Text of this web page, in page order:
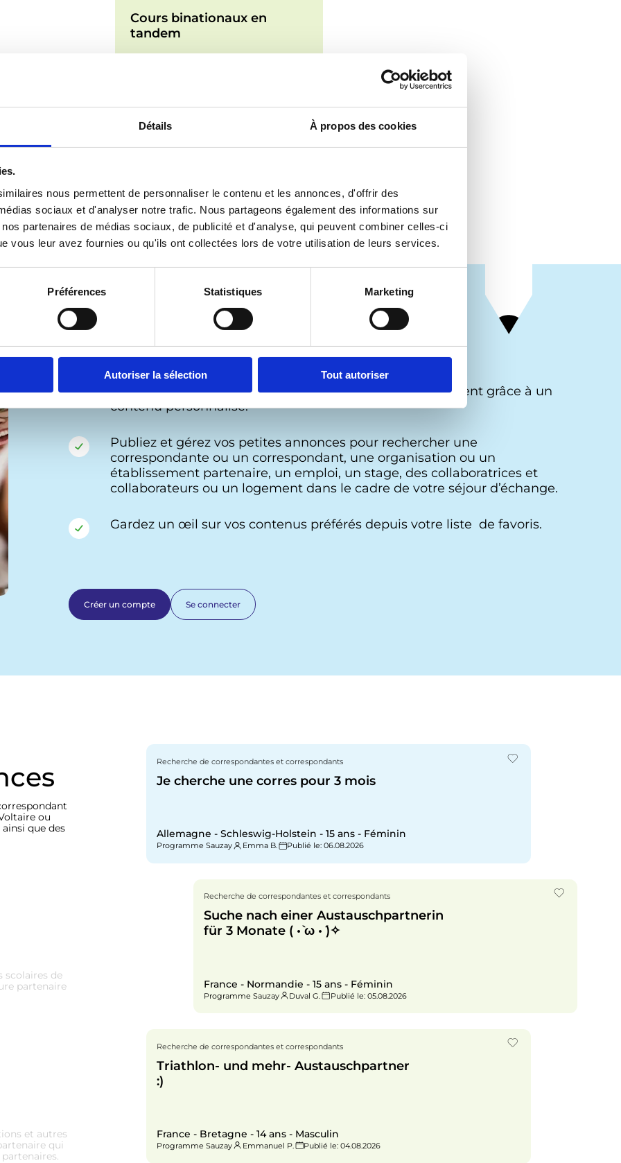
Détails À propos des cookies
nous permettent de personnaliser le contenu et les annonces, d'offrir des
sociaux et d'analyser notre trafic. Nous partageons également des informations sur
partenaires de médias sociaux, de publicité et d'analyse, qui peuvent combiner celles-ci
vous leur avez fournies ou qu'ils ont collectées lors de votre utilisation de leurs services.
Préférences Statistiques Marketing
Autoriser la sélection Tout autoriser
Cours binationaux en
tandem
Créer un compte
Accédez directement aux informations qui vous intéressent grâce à un
contenu personnalisé.
Publiez et gérez vos petites annonces pour rechercher une
correspondante ou un correspondant, une organisation ou un
établissement partenaire, un emploi, un stage, des collaboratrices et
collaborateurs ou un logement dans le cadre de votre séjour d’échange.
Gardez un œil sur vos contenus préférés depuis votre liste de favoris.
Créer un compte Se connecter
ou
que des
scolaires de
partenaire
et autres
qui
Recherche de correspondantes et correspondants
Je cherche une corres pour 3 mois
Allemagne - Schleswig-Holstein - 15 ans - Féminin
Programme Sauzay Emma B. Publié le: 06.08.2026
Recherche de correspondantes et correspondants
Suche nach einer Austauschpartnerin
für 3 Monate ( •̀ ω •́ )✧
France - Normandie - 15 ans - Féminin
Programme Sauzay Duval G. Publié le: 05.08.2026
Recherche de correspondantes et correspondants
Triathlon- und mehr- Austauschpartner
:)
France - Bretagne - 14 ans - Masculin
Programme Sauzay Emmanuel P. Publié le: 04.08.2026